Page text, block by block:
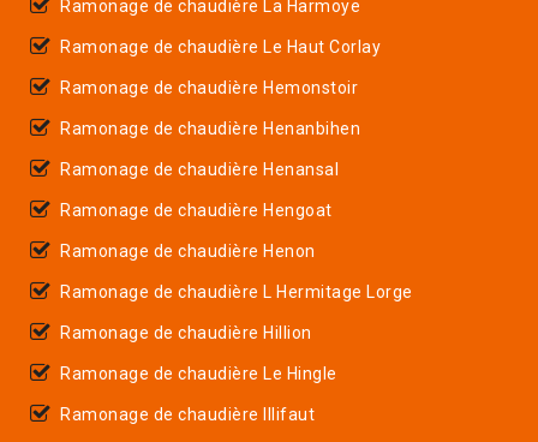
Ramonage de chaudière La Harmoye
Ramonage de chaudière Le Haut Corlay
Ramonage de chaudière Hemonstoir
Ramonage de chaudière Henanbihen
Ramonage de chaudière Henansal
Ramonage de chaudière Hengoat
Ramonage de chaudière Henon
Ramonage de chaudière L Hermitage Lorge
Ramonage de chaudière Hillion
Ramonage de chaudière Le Hingle
Ramonage de chaudière Illifaut